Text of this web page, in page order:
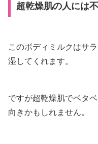
超乾燥肌の人には
このボディミルクはサ
湿してくれます。
ですが超乾燥肌でベタ
向きかもしれません。